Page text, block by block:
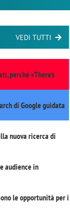
VEDI TUTTI
perché «There’s
di Google guidata
nuova ricerca di
audience in
le opportunità per i